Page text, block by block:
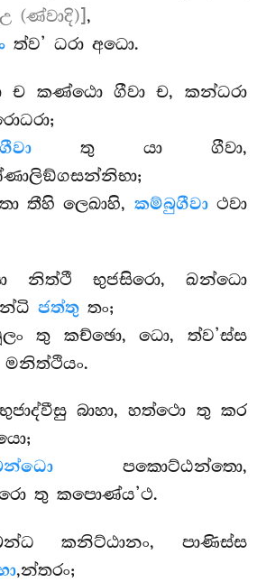
(ණ්වාදි)] ,
ත්ව’ ධරා අධො.
ච කණ්ඨො ගීවා ච, කන්ධරා
තු යා ගීවා,
තීහි ලෙඛාහි, කම්බුගීවාථවා
නිත්ථී භුජසිරො, ඛන්ධො
ජත්තුතං;
තු කච්ඡො, ධො, ත්ව’ස්ස
බාහා, හත්ථො තු කර
පකොට්ඨන්තො,
තු කපොණ්ය’ථ.
කනිට්ඨානං, පාණිස්ස
,න්තරං;